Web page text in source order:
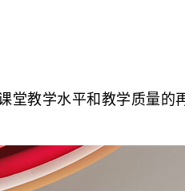
教学水平和教学质量的